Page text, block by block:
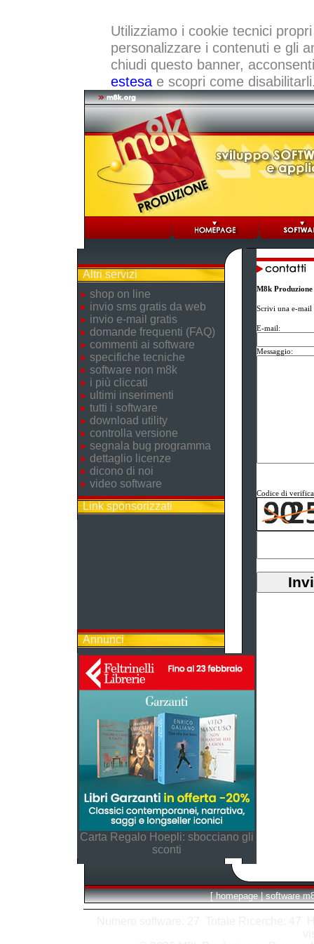
Utilizziamo i cookie tecnici
personalizzare i contenuti e gli
chiudi questo banner,
estesae scopri come
Altri servizi
shop on line
invio sms gratis da web
invio e-mail gratis
domande frequenti (FAQ)
commenti ai software
specifiche tecniche
software non m8k
i più cliccati
ultimi inserimenti
tutti i software
download utility
controlla versione
segnala bug programma
dettaglio licenze
dicono di noi
video software
Link sponsorizzati
Annunci
Carta Regalo Hoepli: sbocciano gli
sconti
M8k Produzione
Scrivi una e-mail
E-mail:
Messaggio:
Codice di
[ homepage | software